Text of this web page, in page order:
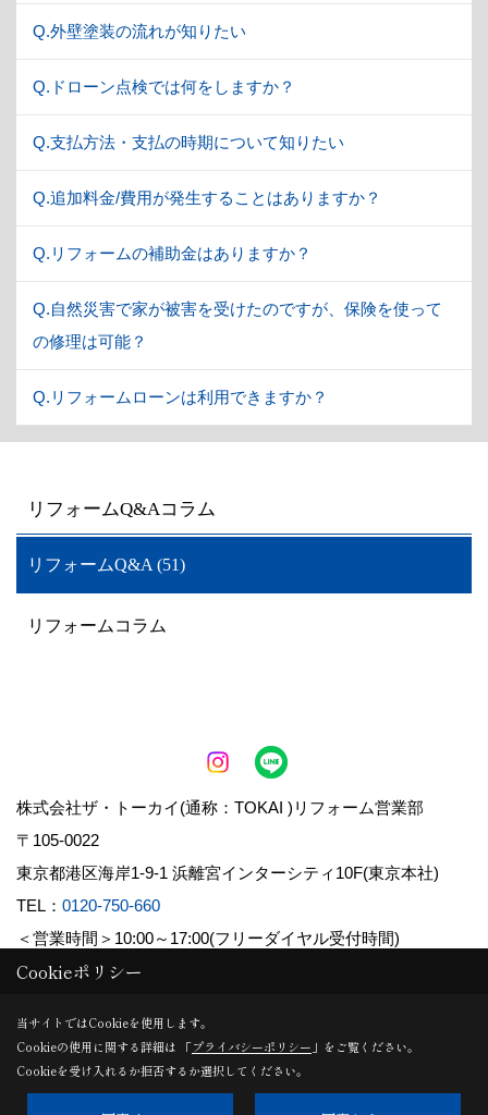
Q.外壁塗装の流れが知りたい
Q.ドローン点検では何をしますか？
Q.支払方法・支払の時期について知りたい
Q.追加料金/費用が発生することはありますか？
Q.リフォームの補助金はありますか？
Q.自然災害で家が被害を受けたのですが、保険を使って
の修理は可能？
Q.リフォームローンは利用できますか？
リフォームQ&Aコラム
リフォームQ&A (51)
リフォームコラム
株式会社ザ・トーカイ(通称：TOKAI )リフォーム営業部
〒105-0022
東京都港区海岸1-9-1 浜離宮インターシティ10F(東京本社)
TEL： 0120-750-660
＜営業時間＞10:00～17:00(フリーダイヤル受付時間)
Copyright (c) 株式会社TOKAI. All Rights Reserved.
Produced byゴデスクリエイト
Cookieポリシー
当サイトではCookieを使用します。
Cookieの使用に関する詳細は 「プライバシーポリシー 」をご覧ください。
Cookieを受け入れるか拒否するか選択してください。